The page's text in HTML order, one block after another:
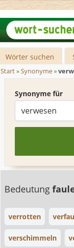
Wörter suchen
Start»Synonyme»
Synonyme für
Bedeutung
verrotten
verschimmeln